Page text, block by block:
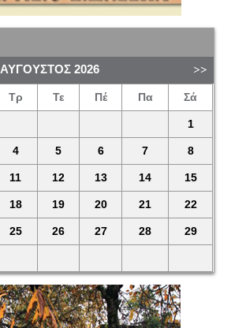
ΑΎΓΟΥΣΤΟΣ 2026
Τρ Τε Πέ Πα Σά
1
4 5 6 7 8
11 12 13 14 15
18 19 20 21 22
25 26 27 28 29